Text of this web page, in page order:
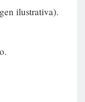
ilustrativa).